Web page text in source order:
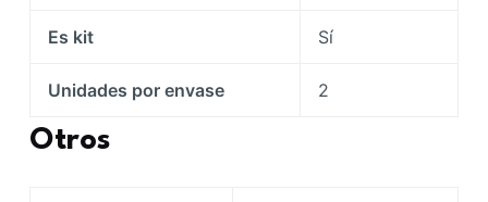
Es kit Sí
Unidades por envase 2
Otros